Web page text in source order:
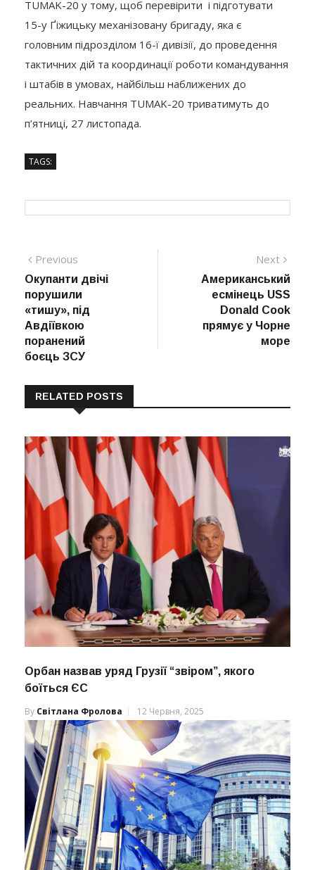
TUMAK-20 у тому, щоб перевірити і підготувати
15-у Ґіжицьку механізовану бригаду, яка є
головним підрозділом 16-ї дивізії, до проведення
тактичних дій та координації роботи командування
і штабів в умовах, найбільш наближених до
реальних. Навчання TUMAK-20 триватимуть до
п’ятниці, 27 листопада.
TAGS:
Навігація
записів
Previous
post:
Окупанти двічі
порушили
«тишу», під
Авдіївкою
поранений
боєць ЗСУ
Next
Американський
есмінець USS
Donald Cook
прямує у Чорне
море
RELATED POSTS
Орбан назвав уряд Грузії “звіром”, якого
боїться ЄС
By Світлана Фролова 12 Червня, 2025